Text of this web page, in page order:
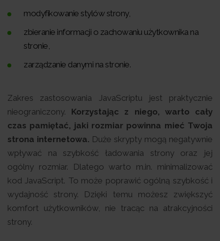
modyfikowanie stylów strony,
zbieranie informacji o zachowaniu użytkownika na
stronie,
zarządzanie danymi na stronie.
Zakres zastosowania JavaScriptu jest praktycznie
nieograniczony. Korzystając z niego, warto cały
czas pamiętać, jaki rozmiar powinna mieć Twoja
strona internetowa. Duże skrypty mogą negatywnie
wpływać na szybkość ładowania strony oraz jej
ogólny rozmiar. Dlatego warto m.in. minimalizować
kod JavaScript. To może poprawić ogólną szybkość i
wydajność strony. Dzięki temu możesz zwiększyć
komfort użytkowników, nie tracąc na atrakcyjności
strony.